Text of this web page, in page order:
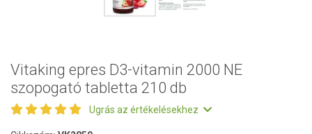
Vitaking epres D3-vitamin 2000 NE
szopogató tabletta 210 db
Ugrás az értékelésekhez